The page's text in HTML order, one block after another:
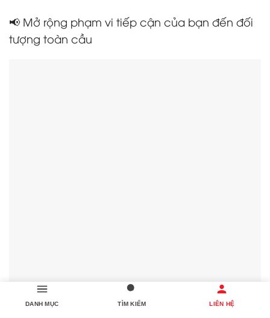
📢 Mở rộng phạm vi tiếp cận của bạn đến đối
tượng toàn cầu
DANH MỤC TÌM KIẾM LIÊN HỆ